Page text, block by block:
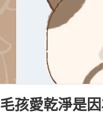
毛孩愛乾淨是